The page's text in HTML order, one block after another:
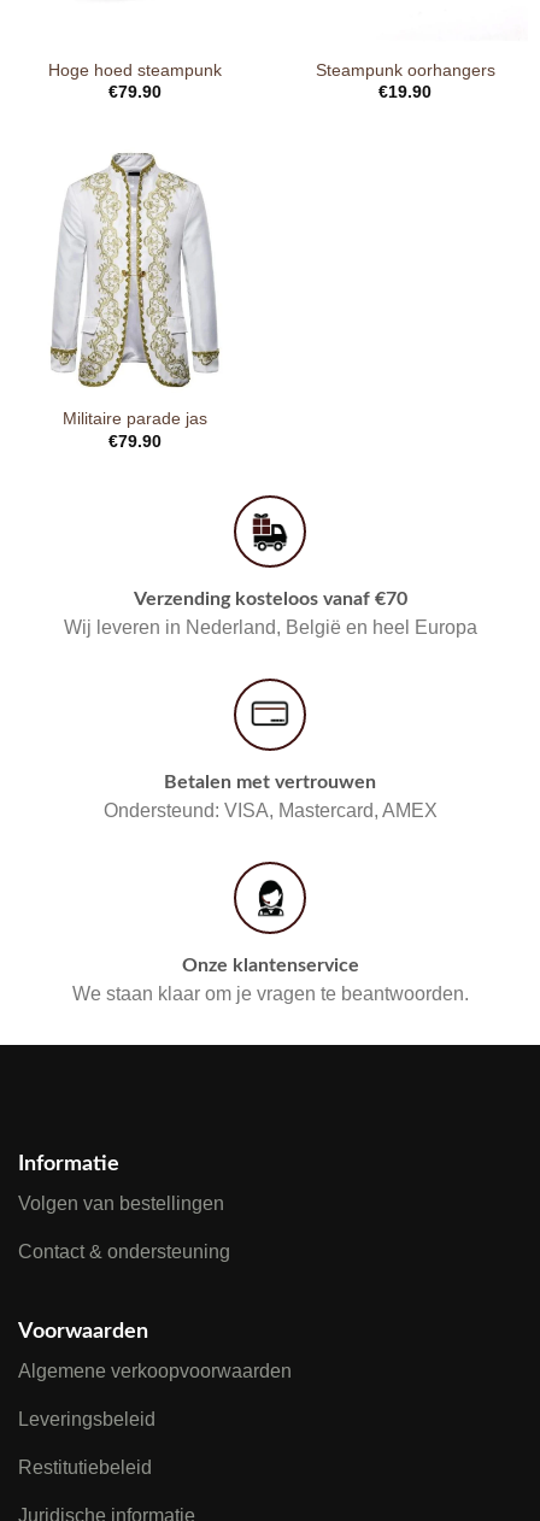
Hoge hoed steampunk
€79.90
Steampunk oorhangers
€19.90
Militaire parade jas
€79.90
Verzending kosteloos vanaf €70
Wij leveren in Nederland, België en heel Europa
Betalen met vertrouwen
Ondersteund: VISA, Mastercard, AMEX
Onze klantenservice
We staan klaar om je vragen te beantwoorden.
Informatie
Volgen van bestellingen
Contact & ondersteuning
Voorwaarden
Algemene verkoopvoorwaarden
Leveringsbeleid
Restitutiebeleid
Juridische informatie